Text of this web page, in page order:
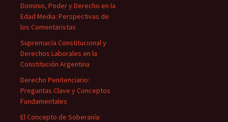
Dominio, Poder y Derecho en la
Edad Media: Perspectivas de
los Comentaristas
Supremacía Constitucional y
Derechos Laborales en la
Constitución Argentina
Derecho Penitenciario:
Preguntas Clave y Conceptos
Fundamentales
El Concepto de Soberanía: